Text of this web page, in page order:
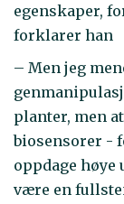
egenskaper,
forklarer han
– Men jeg
planter, men
biosensorer -
oppdage
være en